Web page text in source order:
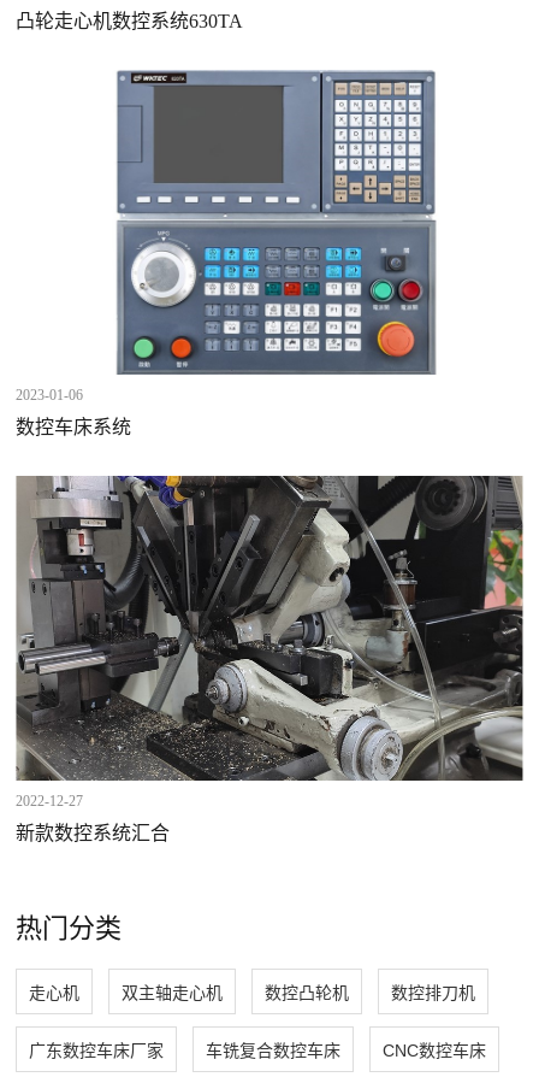
凸轮走心机数控系统630TA
2023-01-06
数控车床系统
2022-12-27
新款数控系统汇合
热门分类
走心机 双主轴走心机 数控凸轮机 数控排刀机
广东数控车床厂家 车铣复合数控车床 CNC数控车床